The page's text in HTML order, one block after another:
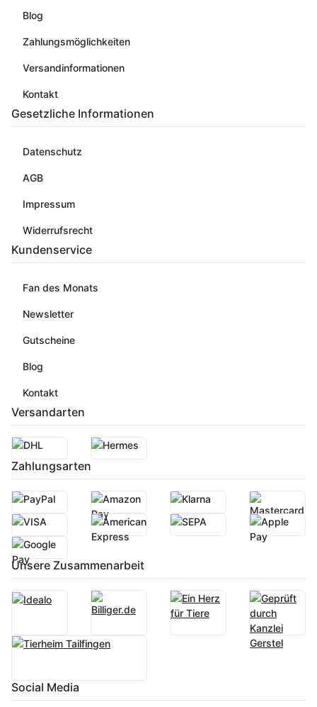
Blog
Zahlungsmöglichkeiten
Versandinformationen
Kontakt
Gesetzliche Informationen
Datenschutz
AGB
Impressum
Widerrufsrecht
Kundenservice
Fan des Monats
Newsletter
Gutscheine
Blog
Kontakt
Versandarten
Zahlungsarten
Unsere Zusammenarbeit
Social Media